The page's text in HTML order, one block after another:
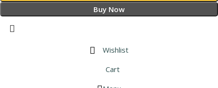
Buy Now
Wishlist
Cart